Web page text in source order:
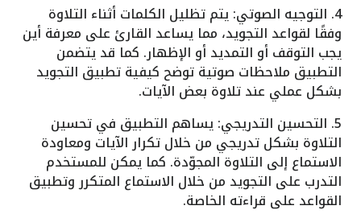
4. التوجيه الصوتي: يتم تظليل الكلمات أثناء التلاوة
وفقًا لقواعد التجويد، مما يساعد القارئ على معرفة أين
يجب التوقف أو التمديد أو الإظهار. كما قد يتضمن
التطبيق ملاحظات صوتية توضح كيفية تطبيق التجويد
بشكل عملي عند تلاوة بعض الآيات.
5. التحسين التدريجي: يساهم التطبيق في تحسين
التلاوة بشكل تدريجي من خلال تكرار الآيات ومعاودة
الاستماع إلى التلاوة المجوّدة. كما يمكن للمستخدم
التدرب على التجويد من خلال الاستماع المتكرر وتطبيق
القواعد على قراءته الخاصة.